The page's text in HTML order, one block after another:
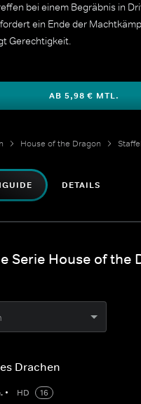
bei einem Begräbnis in
ein Ende der
Gerechtigkeit.
AB 5,98 € MTL.
House of the Dragon
DETAILS
Serie House of the
Drachen
• HD
16